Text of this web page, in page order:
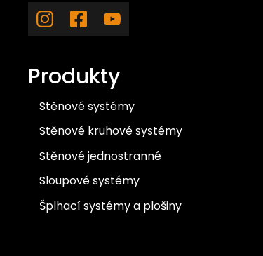
Produkty
Stěnové systémy
Stěnové kruhové systémy
Stěnové jednostranné
Sloupové systémy
Šplhací systémy a plošiny